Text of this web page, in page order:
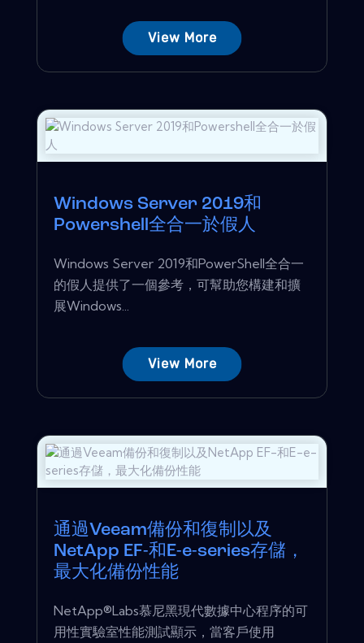
View More
Windows Server 2019和
Powershell全合一於假人
Windows Server 2019和PowerShell全合一
的假人提供了一個參考，可幫助您構建和擴
展Windows...
View More
通過Veeam備份和復制以及
NetApp EF-和E-e-series存儲，
最大化備份性能
NetApp®Labs慕尼黑現代數據中心程序的可
用性實驗室性能測試顯示，當客戶使用